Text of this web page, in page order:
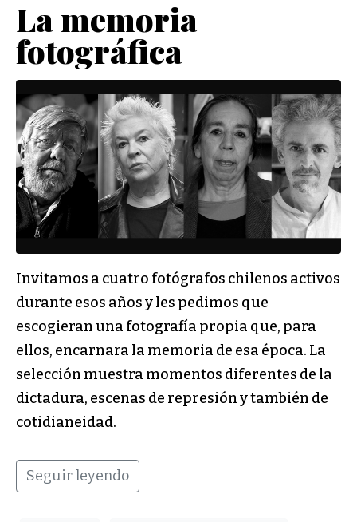
La memoria
fotográfica
Invitamos a cuatro fotógrafos chilenos activos
durante esos años y les pedimos que
escogieran una fotografía propia que, para
ellos, encarnara la memoria de esa época. La
selección muestra momentos diferentes de la
dictadura, escenas de represión y también de
cotidianeidad.
Seguir leyendo